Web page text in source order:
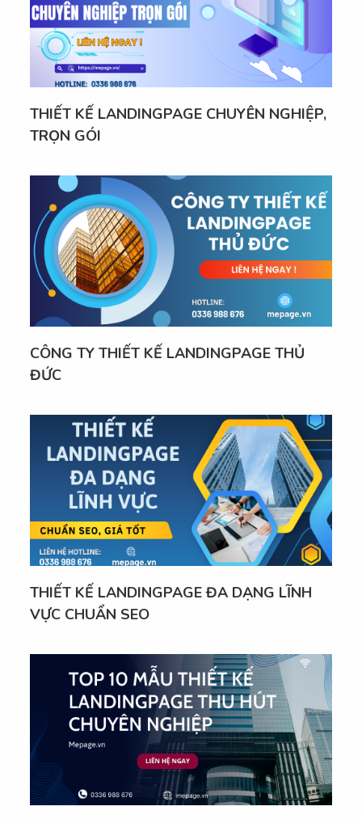
THIẾT KẾ LANDINGPAGE CHUYÊN NGHIỆP,
TRỌN GÓI
CÔNG TY THIẾT KẾ LANDINGPAGE THỦ
ĐỨC
THIẾT KẾ LANDINGPAGE ĐA DẠNG LĨNH
VỰC CHUẨN SEO